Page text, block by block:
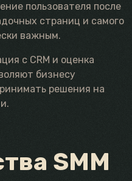
пользователя после
страниц и самого
важным.
с CRM и оценка
бизнесу
решения на
SMM